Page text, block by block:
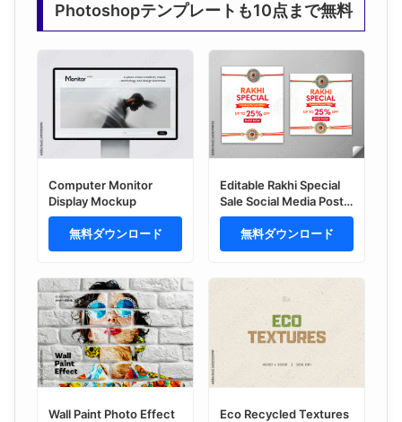
Photoshopテンプレートも10点まで無料
Computer Monitor
Display Mockup
無料ダウンロード
Editable Rakhi Special
Sale Social Media Post
Template Set with 25
Percent Discount Off
and Beautiful Pearl
Background for Happy
Raksha Bandhan
Festival.
無料ダウンロード
Wall Paint Photo Effect Eco Recycled Textures